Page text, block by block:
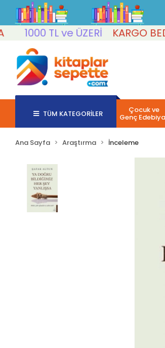
1000 TL ve ÜZERİ
KARGO
TÜM KATEGORİLER Çocuk ve
Genç
Ana Sayfa Araştırma İnceleme